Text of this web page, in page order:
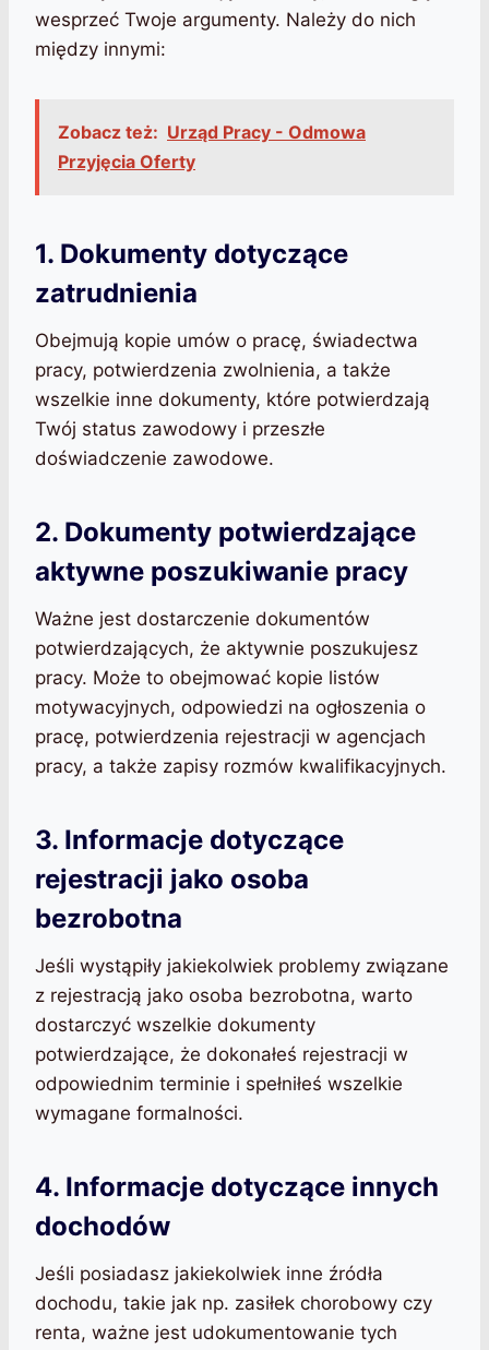
wesprzeć Twoje argumenty. Należy do nich
między innymi:
Zobacz też: Urząd Pracy - Odmowa
Przyjęcia Oferty
1. Dokumenty dotyczące
zatrudnienia
Obejmują kopie umów o pracę, świadectwa
pracy, potwierdzenia zwolnienia, a także
wszelkie inne dokumenty, które potwierdzają
Twój status zawodowy i przeszłe
doświadczenie zawodowe.
2. Dokumenty potwierdzające
aktywne poszukiwanie pracy
Ważne jest dostarczenie dokumentów
potwierdzających, że aktywnie poszukujesz
pracy. Może to obejmować kopie listów
motywacyjnych, odpowiedzi na ogłoszenia o
pracę, potwierdzenia rejestracji w agencjach
pracy, a także zapisy rozmów kwalifikacyjnych.
3. Informacje dotyczące
rejestracji jako osoba
bezrobotna
Jeśli wystąpiły jakiekolwiek problemy związane
z rejestracją jako osoba bezrobotna, warto
dostarczyć wszelkie dokumenty
potwierdzające, że dokonałeś rejestracji w
odpowiednim terminie i spełniłeś wszelkie
wymagane formalności.
4. Informacje dotyczące innych
dochodów
Jeśli posiadasz jakiekolwiek inne źródła
dochodu, takie jak np. zasiłek chorobowy czy
renta, ważne jest udokumentowanie tych